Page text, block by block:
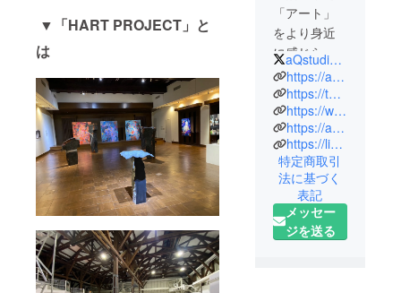
▼「HART PROJECT」と
は
「アート」
をより身近
に感じられ
る。私たち
はそんな社
会の実現を
目指して、
より多くの
方々とアー
ティストた
ちを繋ぎ、
数多くの作
aQstudio_work
https://aq-studio.work
https://twitter.com/aQstudio_work
https://www.instagram.com/aq_studio.work/
https://aqstudio.base.shop/2
https://lin.ee/0X6laPm
特定商取引
法に基づく
表記
メッセー
ジを送る